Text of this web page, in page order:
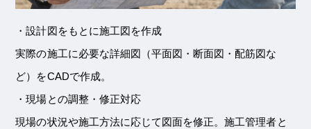
・設計図をもとに施工図を作成
実際の施工に必要な詳細図（平面図・断面図・配筋図な
ど）をCADで作成。
・現場との調整・修正対応
現場の状況や施工方法に応じて図面を修正。施工管理者と